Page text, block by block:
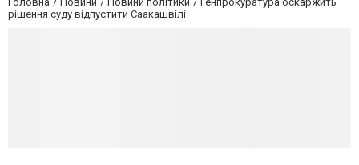
рішення суду відпустити Саакашвілі